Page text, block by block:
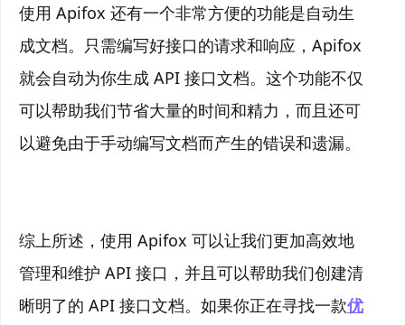
使用 Apifox 还有一个非常方便的功能是自动生
成文档。只需编写好接口的请求和响应，Apifox
就会自动为你生成 API 接口文档。这个功能不仅
可以帮助我们节省大量的时间和精力，而且还可
以避免由于手动编写文档而产生的错误和遗漏。
综上所述，使用 Apifox 可以让我们更加高效地
管理和维护 API 接口，并且可以帮助我们创建清
晰明了的 API 接口文档。如果你正在寻找一款优